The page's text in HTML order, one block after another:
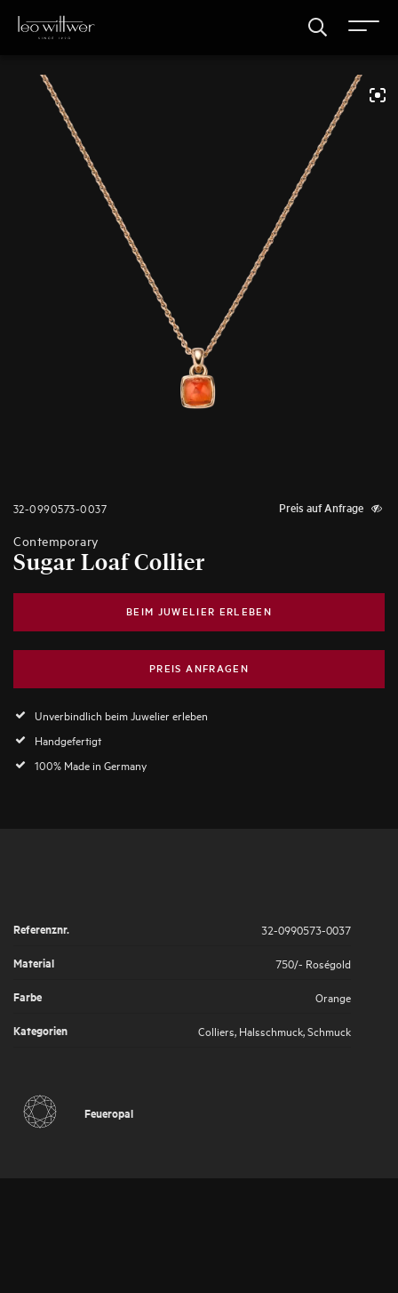
32-0990573-0037 Preis auf Anfrage
Contemporary
Sugar Loaf Collier
BEIM JUWELIER ERLEBEN
PREIS ANFRAGEN
Unverbindlich beim Juwelier erleben
Handgefertigt
100% Made in Germany
Referenznr.
32-0990573-0037
Material
750/- Roségold
Farbe
Orange
Kategorien
Colliers, Halsschmuck,Schmuck
Feueropal